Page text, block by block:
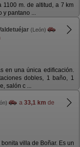
1100 m. de altitud, a 7 km
y pantano ...
(León)
en una única edificación.
dobles, 1 baño, 1
salón c ...
a 33,1 km de
villa de Boñar. Es un